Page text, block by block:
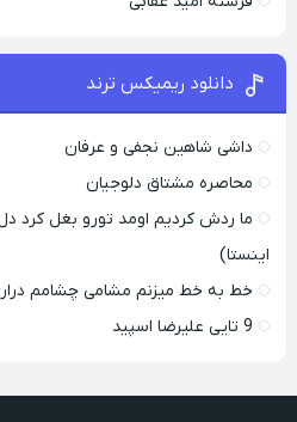
دانلود ریمیکس ترند
داشی شاهین نجفی و عرفان
محاصره مشتاق دلوجیان
ما ردش کردیم اومد تورو بغل
اینستا)
خط به خط میزنم مشامی چشامم
9 تایی علیرضا اسپید